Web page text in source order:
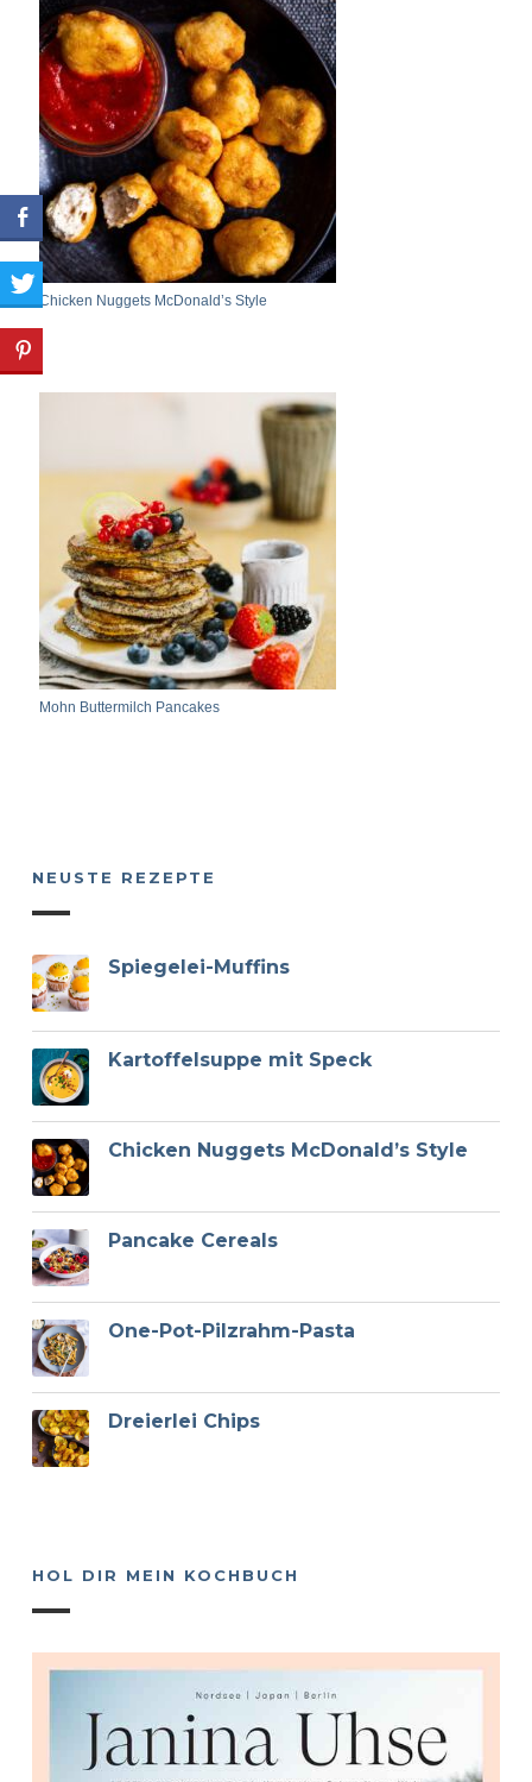
Chicken Nuggets McDonald’s Style
Mohn Buttermilch Pancakes
NEUSTE REZEPTE
Spiegelei-Muffins
Kartoffelsuppe mit Speck
Chicken Nuggets McDonald’s Style
Pancake Cereals
One-Pot-Pilzrahm-Pasta
Dreierlei Chips
HOL DIR MEIN KOCHBUCH